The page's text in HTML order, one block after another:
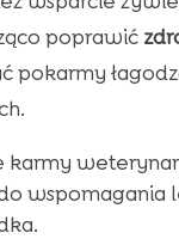
poprawić
pokarmy
karmy
wspomagania